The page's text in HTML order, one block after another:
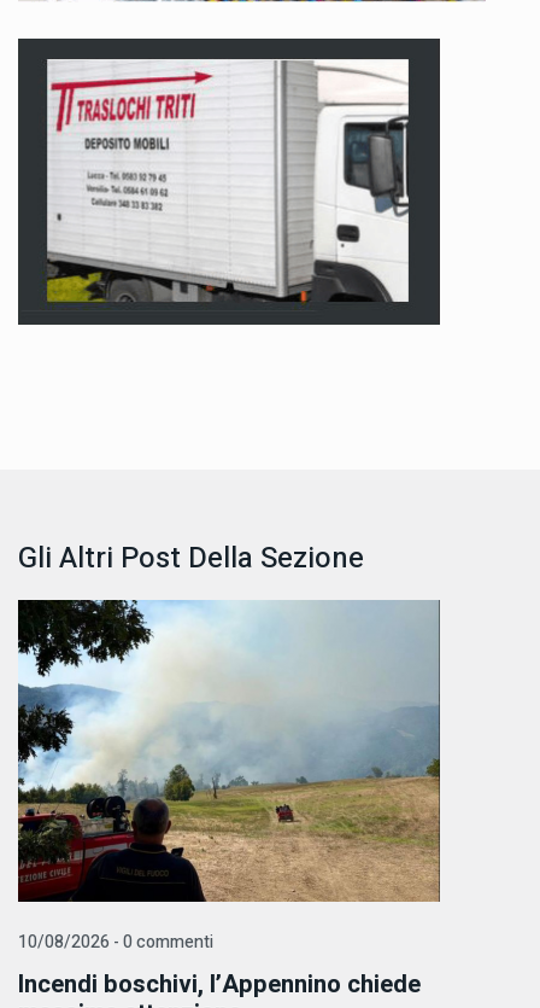
Gli Altri Post Della Sezione
10/08/2026 - 0 commenti
Incendi boschivi, l’Appennino chiede